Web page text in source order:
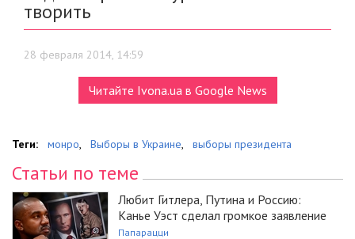
Читайте Ivona.ua в Google News
Теги: монро Выборы в Украине выборы президента
Статьи по теме
Любит Гитлера, Путина и Россию:
Канье Уэст сделал громкое заявление
Папарацци